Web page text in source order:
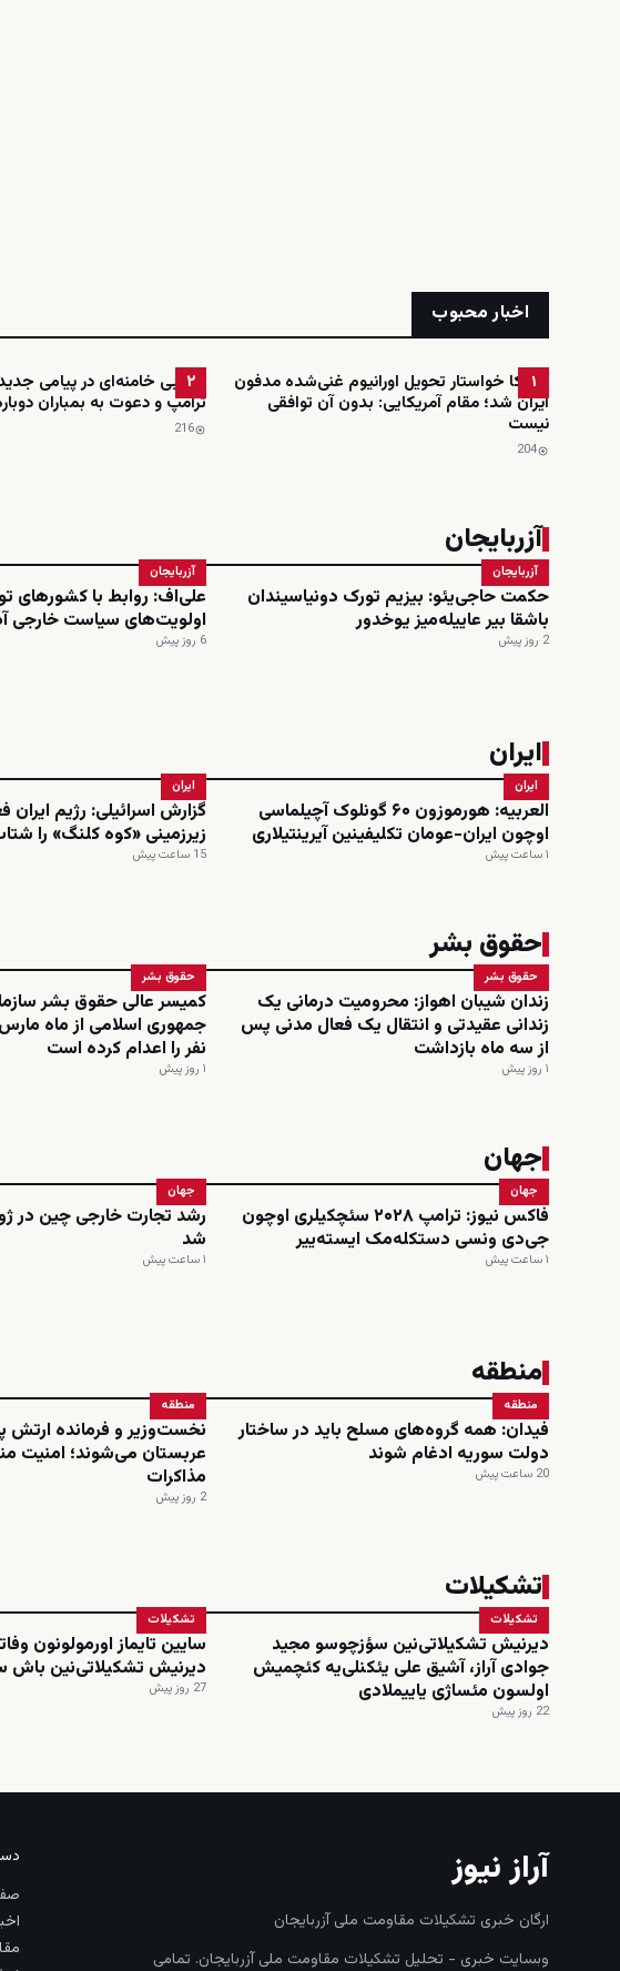
اخبار محبوب
۱
آمریکا خواستار تحویل اورانیوم غنی‌شده مدفون
ایران شد؛ مقام آمریکایی: بدون آن توافقی
نیست
204
۲
مجتبی خامنه‌ای در پیامی
ترامپ و دعوت به بمباران
216
آزربایجان
آزربایجان
حکمت حاجی‌یئو: بیزیم تورک دونیاسیندان
باشقا بیر عاییله‌میز یوخدور
2 روز پیش
آزربایجان
علی‌اف: روابط با کشورهای
اولویت‌های سیاست خارجی
6 روز پیش
ایران
ایران
العربیه: هورموزون ۶۰ گونلوک آچیلماسی
اوچون ایران-عومان تکلیفینین آیرینتیلاری
۱ ساعت پیش
ایران
گزارش اسرائیلی: رژیم
زیرزمینی «کوه کلنگ» را
15 ساعت پیش
حقوق بشر
حقوق بشر
زندان شیبان اهواز: محرومیت درمانی یک
زندانی عقیدتی و انتقال یک فعال مدنی پس
از سه ماه بازداشت
۱ روز پیش
حقوق بشر
کمیسر عالی حقوق بشر
نفر را اعدام کرده است
۱ روز پیش
جهان
جهان
فاکس نیوز: ترامپ ۲۰۲۸ سئچکیلری اوچون
جی‌دی ونسی دستکله‌مک ایسته‌ییر
۱ ساعت پیش
جهان
رشد تجارت خارجی چین در
شد
۱ ساعت پیش
منطقه
منطقه
فیدان: همه گروه‌های مسلح باید در ساختار
دولت سوریه ادغام شوند
20 ساعت پیش
منطقه
نخست‌وزیر و فرمانده ارتش
عربستان می‌شوند؛ امنیت
مذاکرات
2 روز پیش
تشکیلات
تشکیلات
دیرنیش تشکیلاتی‌نین سؤزچوسو مجید
جوادی آراز، آشیق علی یئکنلی‌یه کئچمیش
اولسون مئساژی یاییملادی
22 روز پیش
تشکیلات
سایین تایماز اورمولونون
دیرنیش تشکیلاتی‌نین باش
27 روز پیش
آراز نیوز
ارگان خبری تشکیلات مقاومت ملی آزربایجان
وبسایت خبری - تحلیل تشکیلات مقاومت ملی آزربایجان. تمامی